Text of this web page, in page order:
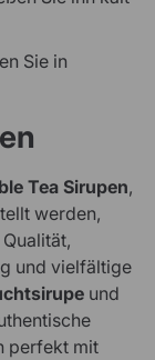
Sie in
Tea Sirupen,
werden,
und vielfältige
und
perfekt mit